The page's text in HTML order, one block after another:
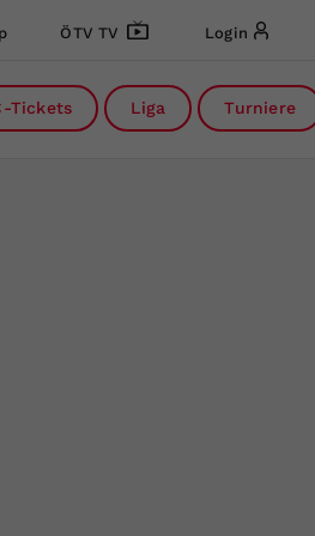
ÖTV TV Login
Tickets Liga Turniere